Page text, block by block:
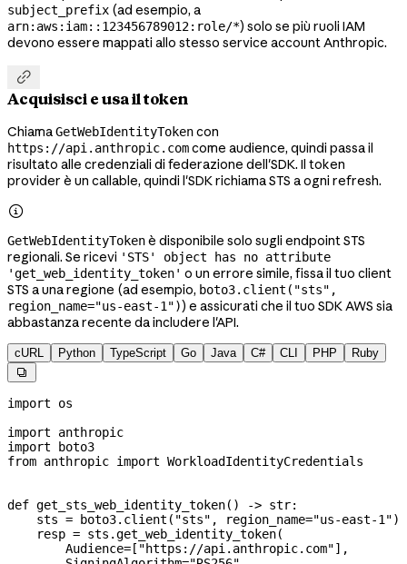
subject_prefix (ad esempio, a
arn:aws:iam::123456789012:role/*) solo se più ruoli IAM
devono essere mappati allo stesso service account Anthropic.

Acquisisci e usa il token
ChiamaGetWebIdentityTokencon
https://api.anthropic.comcome audience, quindi passa il
risultato alle credenziali di federazione dell'SDK. Il token
provider è un callable, quindi l'SDK richiama STS a ogni refresh.

GetWebIdentityTokenè disponibile solo sugli endpoint STS
regionali. Se ricevi 'STS' object has no attribute
'get_web_identity_token' o un errore simile, fissa il tuo client
STS a una regione (ad esempio, boto3.client("sts",
region_name="us-east-1")) e assicurati che il tuo SDK AWS sia
abbastanza recente da includere l'API.
cURL Python TypeScript Go Java C# CLI PHP Ruby

import os
import anthropic
import boto3
from anthropic import WorkloadIdentityCredentials
def get_sts_web_identity_token() -> str:
    sts
= boto3.client( "sts" , region_name="us-east-1")
    resp
= sts.get_web_identity_token(
        Audience
= [ "https://api.anthropic.com"],